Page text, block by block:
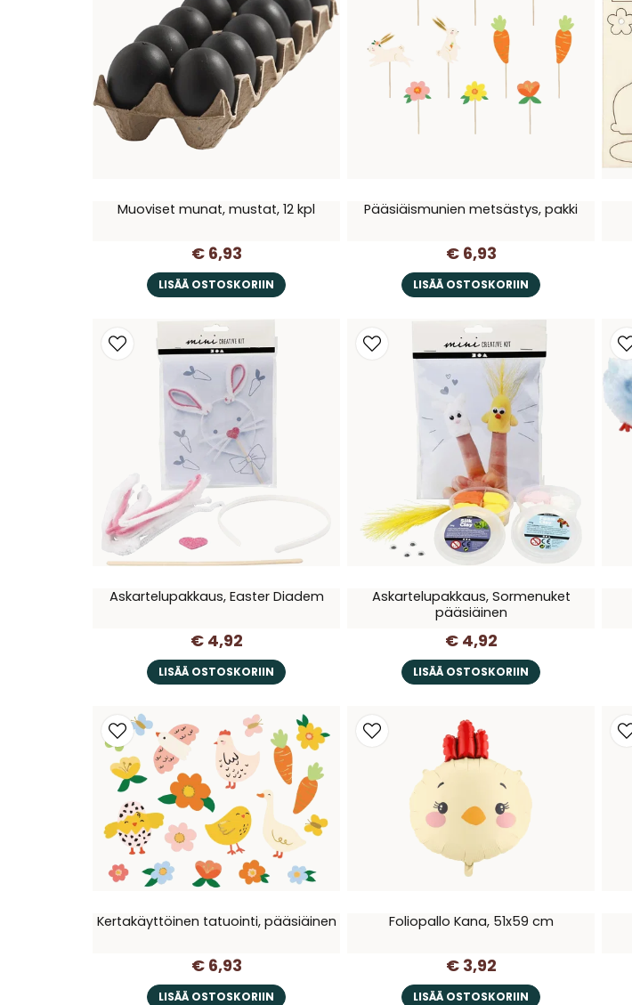
Muoviset munat, mustat, 12 kpl
€ 6,93
LISÄÄ OSTOSKORIIN
Pääsiäismunien metsästys, pakki
€ 6,93
LISÄÄ OSTOSKORIIN
Askartelupakkaus, Easter Diadem
€ 4,92
LISÄÄ OSTOSKORIIN
Askartelupakkaus, Sormenuket
pääsiäinen
€ 4,92
LISÄÄ OSTOSKORIIN
Kertakäyttöinen tatuointi, pääsiäinen
€ 6,93
LISÄÄ OSTOSKORIIN
Foliopallo Kana, 51x59 cm
€ 3,92
LISÄÄ OSTOSKORIIN